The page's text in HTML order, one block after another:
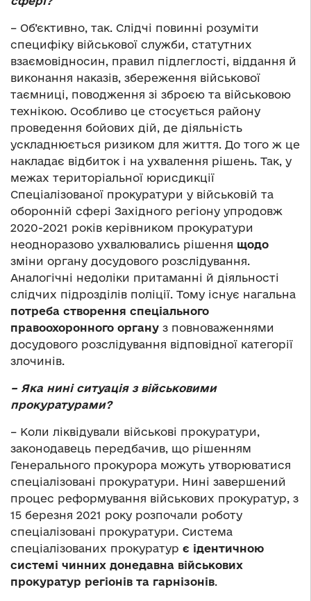
– Об’єктивно, так. Слідчі повинні розуміти
специфіку військової служби, статутних
взаємовідносин, правил підлеглості, віддання й
виконання наказів, збереження військової
таємниці, поводження зі зброєю та військовою
технікою. Особливо це стосується району
проведення бойових дій, де діяльність
ускладнюється ризиком для життя. До того ж це
накладає відбиток і на ухвалення рішень. Так, у
межах територіальної юрисдикції
Спеціалізованої прокуратури у військовій та
оборонній сфері Західного регіону упродовж
2020-2021 років керівником прокуратури
неодноразово ухвалювались рішення щодо
зміни органу досудового розслідування.
Аналогічні недоліки притаманні й діяльності
слідчих підрозділів поліції. Тому існує нагальна
потреба створення спеціального
правоохоронного органу з повноваженнями
досудового розслідування відповідної категорії
злочинів.
– Яка нині ситуація з військовими
прокуратурами?
– Коли ліквідували військові прокуратури,
законодавець передбачив, що рішенням
Генерального прокурора можуть утворюватися
спеціалізовані прокуратури. Нині завершений
процес реформування військових прокуратур, з
15 березня 2021 року розпочали роботу
спеціалізовані прокуратури. Система
спеціалізованих прокуратур є ідентичною
системі чинних донедавна військових
прокуратур регіонів та гарнізонів.